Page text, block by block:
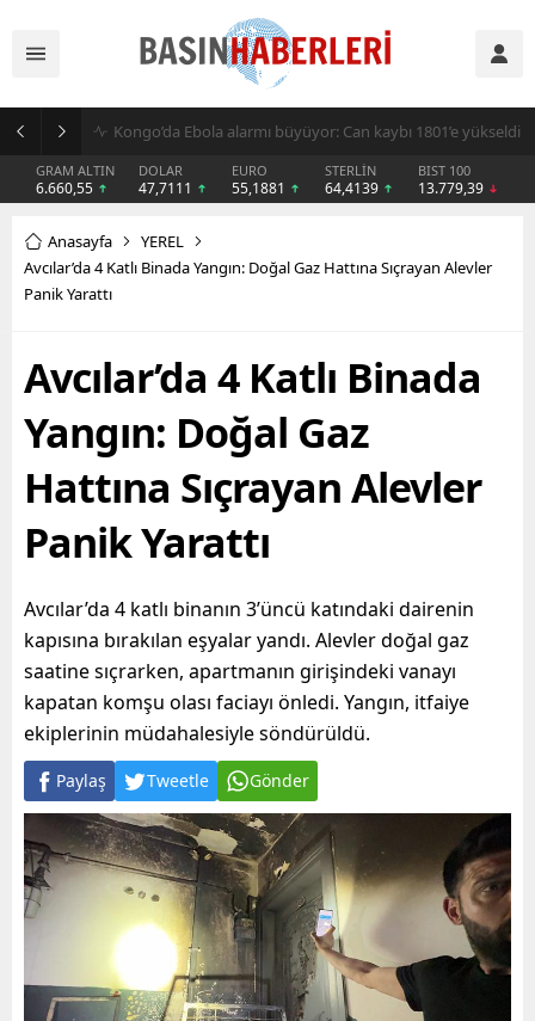
Kongo’da Ebola alarmı büyüyor: Can kaybı 1801’e yükseldi
GRAM ALTIN
6.660,55
DOLAR
47,7111
EURO
55,1881
STERLİN
64,4139
BIST 100
13.779,39
Anasayfa
YEREL
Avcılar’da 4 Katlı Binada Yangın: Doğal Gaz Hattına Sıçrayan Alevler
Panik Yarattı
Avcılar’da 4 Katlı Binada
Yangın: Doğal Gaz
Hattına Sıçrayan Alevler
Panik Yarattı
Avcılar’da 4 katlı binanın 3’üncü katındaki dairenin
kapısına bırakılan eşyalar yandı. Alevler doğal gaz
saatine sıçrarken, apartmanın girişindeki vanayı
kapatan komşu olası faciayı önledi. Yangın, itfaiye
ekiplerinin müdahalesiyle söndürüldü.
Paylaş Tweetle Gönder